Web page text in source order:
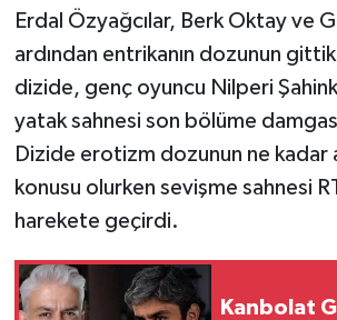
Erdal Özyağcılar, Berk Oktay ve
ardından entrikanın dozunun
dizide, genç oyuncu Nilperi
yatak sahnesi son bölüme
Dizide erotizm dozunun ne kadar
konusu olurken sevişme sahnesi
harekete geçirdi.
Kanbolat